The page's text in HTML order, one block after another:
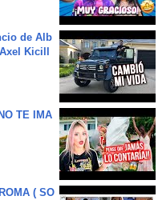
de Alb
Kicill
TE IMA
( SO